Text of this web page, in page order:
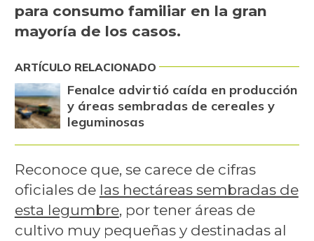
para consumo familiar en la gran
mayoría de los casos.
ARTÍCULO RELACIONADO
Fenalce advirtió caída en producción
y áreas sembradas de cereales y
leguminosas
Reconoce que, se carece de cifras
oficiales de las hectáreas sembradas de
esta legumbre, por tener áreas de
cultivo muy pequeñas y destinadas al